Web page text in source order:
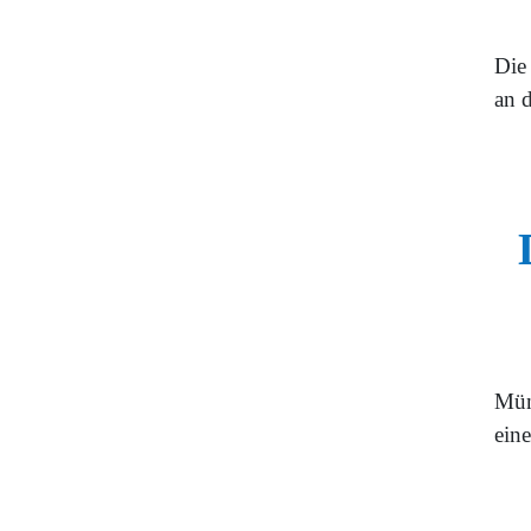
Die
an